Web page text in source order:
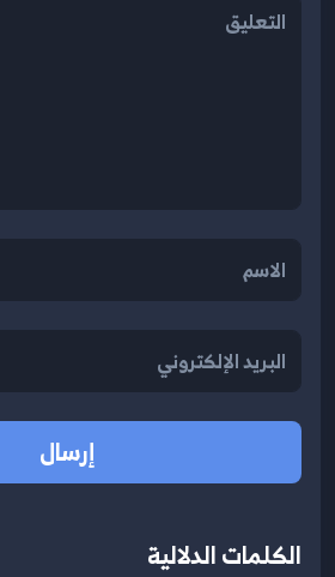
إرسال
الكلمات الدلالية